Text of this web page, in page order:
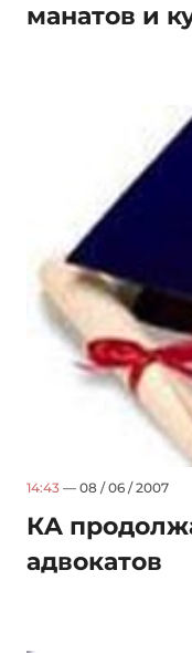
манатов и
14:43 — 08 / 06 / 2007
КA
адвокатов